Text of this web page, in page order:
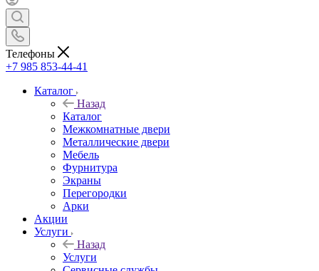
Телефоны
+7 985 853-44-41
Каталог
Назад
Каталог
Межкомнатные двери
Металлические двери
Мебель
Фурнитура
Экраны
Перегородки
Арки
Акции
Услуги
Назад
Услуги